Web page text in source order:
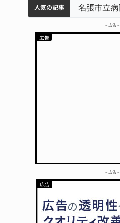
人気の記事
名張市水道料金47％値上げへ 答申案、審議会で大筋まとまる
器物損壊容疑で83歳女逮捕 伊賀署
中学校の陶壁モニュメント 地元建設会社がボランティアで清掃 伊賀
– 広告 –
– 広告 –